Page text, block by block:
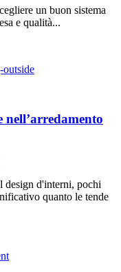
un buon sistema
e qualità...
design d'interni, pochi
quanto le tende